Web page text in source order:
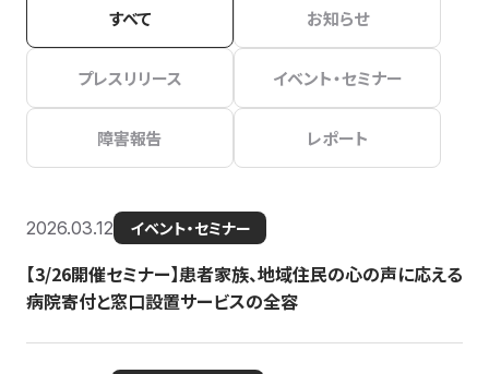
すべて お知らせ
プレスリリース イベント・セミナー
障害報告 レポート
2026.03.12 イベント・セミナー
【3/26開催セミナー】患者家族、地域住民の心の声に応える
病院寄付と窓口設置サービスの全容